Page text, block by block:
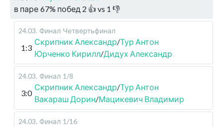
в паре 67% побед 2 👍 vs 1 👎
24.03. Финал Четвертьфинал
1:3
Скрипник Александр/Тур Антон
Юрченко Кирилл/Дидух Александр
24.03. Финал 1/8
3:0
Скрипник Александр/Тур Антон
Вакараш Дорин/Мацикевич Владимир
24.03. Финал 1/16